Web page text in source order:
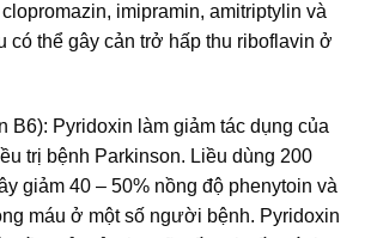
imipramin, amitriptylin và
có thể gây cản trở hấp thu riboflavin ở
B6): Pyridoxin làm giảm tác dụng của
trị bệnh Parkinson. Liều dùng 200
giảm 40 – 50% nồng độ phenytoin và
máu ở một số người bệnh. Pyridoxin